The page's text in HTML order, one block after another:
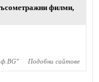
филми,
" Подобни сайтове